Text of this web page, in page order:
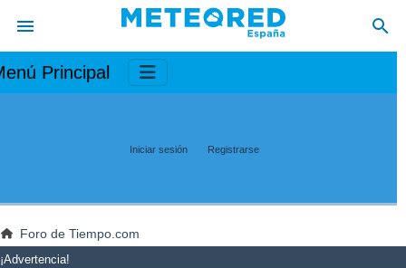
Principal
Iniciar sesión Registrarse
Foro de Tiempo.com
¡Advertencia!